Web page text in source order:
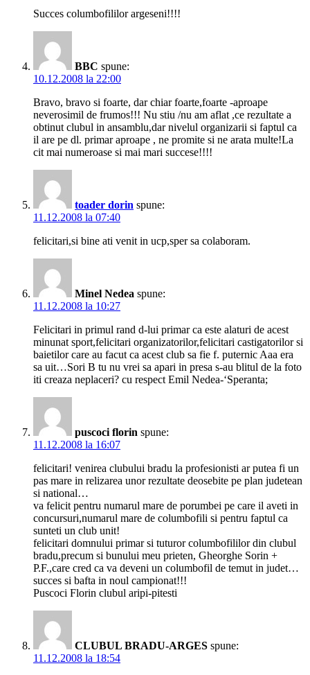
Succes columbofililor argeseni!!!!
BBC spune:
10.12.2008 la 22:00
Bravo, bravo si foarte, dar chiar foarte,foarte -aproape
neverosimil de frumos!!! Nu stiu /nu am aflat ,ce rezultate a
obtinut clubul in ansamblu,dar nivelul organizarii si faptul ca
il are pe dl. primar aproape , ne promite si ne arata multe!La
cit mai numeroase si mai mari succese!!!!
toader dorin spune:
11.12.2008 la 07:40
felicitari,si bine ati venit in ucp,sper sa colaboram.
Minel Nedea spune:
11.12.2008 la 10:27
Felicitari in primul rand d-lui primar ca este alaturi de acest
minunat sport,felicitari organizatorilor,felicitari castigatorilor si
baietilor care au facut ca acest club sa fie f. puternic Aaa era
sa uit…Sori B tu nu vrei sa apari in presa s-au blitul de la foto
iti creaza neplaceri? cu respect Emil Nedea-‘Speranta;
puscoci florin spune:
11.12.2008 la 16:07
felicitari! venirea clubului bradu la profesionisti ar putea fi un
pas mare in relizarea unor rezultate deosebite pe plan judetean
si national…
va felicit pentru numarul mare de porumbei pe care il aveti in
concursuri,numarul mare de columbofili si pentru faptul ca
sunteti un club unit!
felicitari domnului primar si tuturor columbofililor din clubul
bradu,precum si bunului meu prieten, Gheorghe Sorin +
P.F.,care cred ca va deveni un columbofil de temut in judet…
succes si bafta in noul campionat!!!
Puscoci Florin clubul aripi-pitesti
CLUBUL BRADU-ARGES spune:
11.12.2008 la 18:54